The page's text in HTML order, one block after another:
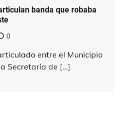
banda que robaba
0
entre el Municipio
Secretaría de […]